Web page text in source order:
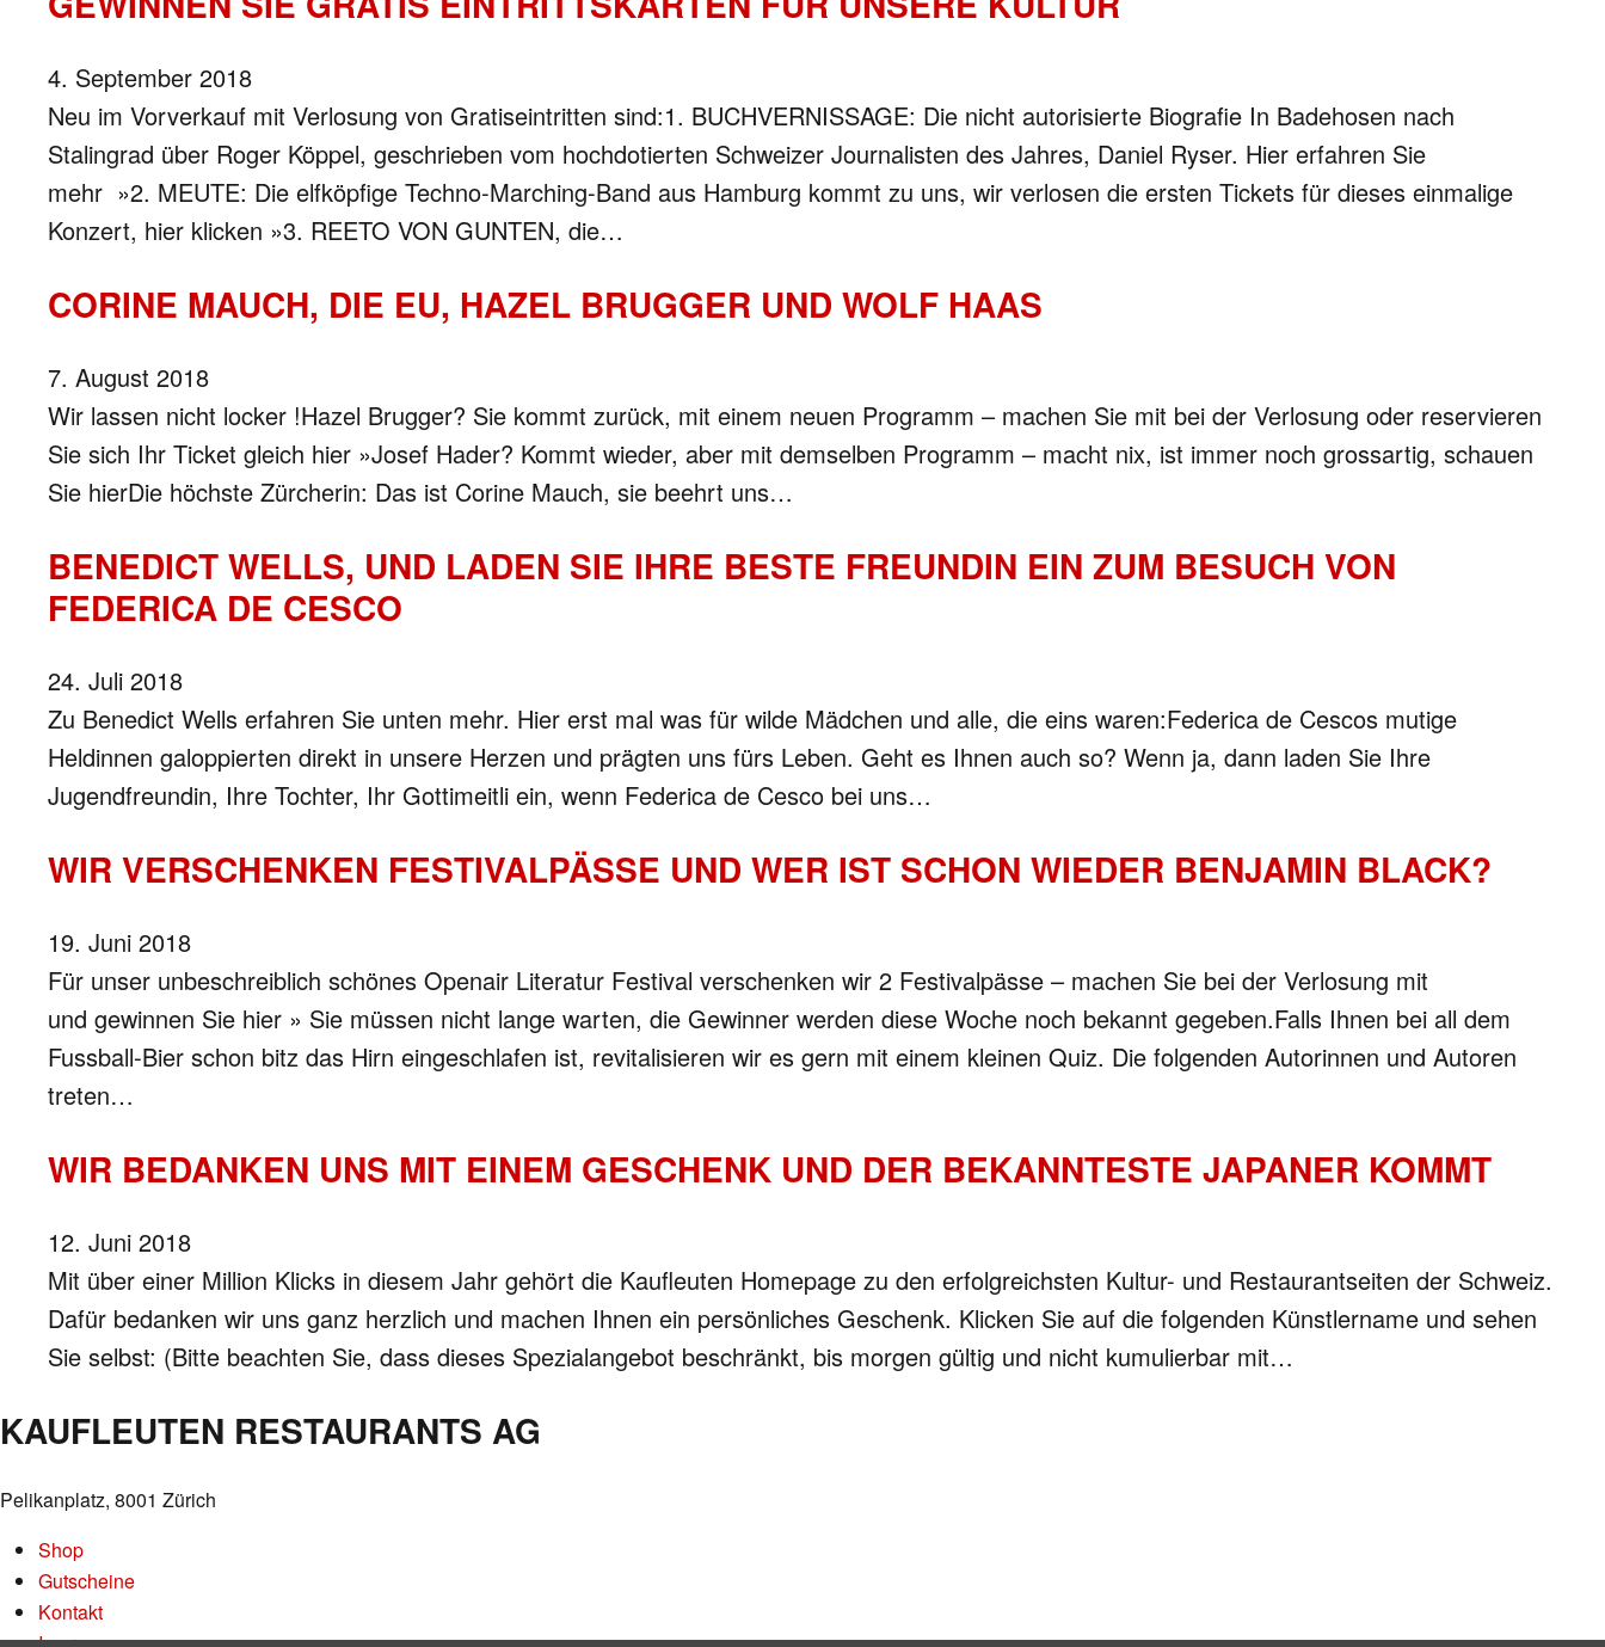
4. September 2018
Neu im Vorverkauf mit Verlosung von Gratiseintritten sind:1. BUCHVERNISSAGE: Die nicht autorisierte Biografie In Badehosen nach
Stalingrad über Roger Köppel, geschrieben vom hochdotierten Schweizer Journalisten des Jahres, Daniel Ryser. Hier erfahren Sie
mehr »2. MEUTE: Die elfköpfige Techno-Marching-Band aus Hamburg kommt zu uns, wir verlosen die ersten Tickets für dieses einmalige
Konzert, hier klicken »3. REETO VON GUNTEN, die…
CORINE MAUCH, DIE EU, HAZEL BRUGGER UND WOLF HAAS
7. August 2018
Wir lassen nicht locker !Hazel Brugger? Sie kommt zurück, mit einem neuen Programm – machen Sie mit bei der Verlosung oder reservieren
Sie sich Ihr Ticket gleich hier »Josef Hader? Kommt wieder, aber mit demselben Programm – macht nix, ist immer noch grossartig, schauen
Sie hierDie höchste Zürcherin: Das ist Corine Mauch, sie beehrt uns…
BENEDICT WELLS, UND LADEN SIE IHRE BESTE FREUNDIN EIN ZUM BESUCH VON
FEDERICA DE CESCO
24. Juli 2018
Zu Benedict Wells erfahren Sie unten mehr. Hier erst mal was für wilde Mädchen und alle, die eins waren:Federica de Cescos mutige
Heldinnen galoppierten direkt in unsere Herzen und prägten uns fürs Leben. Geht es Ihnen auch so? Wenn ja, dann laden Sie Ihre
Jugendfreundin, Ihre Tochter, Ihr Gottimeitli ein, wenn Federica de Cesco bei uns…
WIR VERSCHENKEN FESTIVALPÄSSE UND WER IST SCHON WIEDER BENJAMIN BLACK?
19. Juni 2018
Für unser unbeschreiblich schönes Openair Literatur Festival verschenken wir 2 Festivalpässe – machen Sie bei der Verlosung mit
und gewinnen Sie hier » Sie müssen nicht lange warten, die Gewinner werden diese Woche noch bekannt gegeben.Falls Ihnen bei all dem
Fussball-Bier schon bitz das Hirn eingeschlafen ist, revitalisieren wir es gern mit einem kleinen Quiz. Die folgenden Autorinnen und Autoren
treten…
WIR BEDANKEN UNS MIT EINEM GESCHENK UND DER BEKANNTESTE JAPANER KOMMT
12. Juni 2018
Mit über einer Million Klicks in diesem Jahr gehört die Kaufleuten Homepage zu den erfolgreichsten Kultur- und Restaurantseiten der Schweiz.
Dafür bedanken wir uns ganz herzlich und machen Ihnen ein persönliches Geschenk. Klicken Sie auf die folgenden Künstlername und sehen
Sie selbst: (Bitte beachten Sie, dass dieses Spezialangebot beschränkt, bis morgen gültig und nicht kumulierbar mit…
KAUFLEUTEN RESTAURANTS AG
Pelikanplatz, 8001 Zürich
Shop
Gutscheine
Kontakt